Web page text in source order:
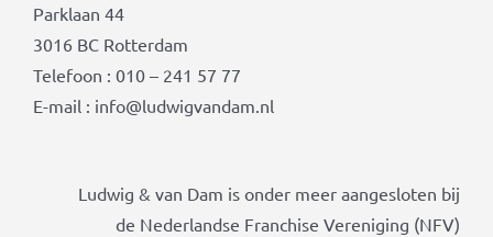
Parklaan 44
3016 BC Rotterdam
Telefoon : 010 – 241 57 77
E-mail : info@ludwigvandam.nl
Ludwig & van Dam is onder meer aangesloten bij
de Nederlandse Franchise Vereniging (NFV)